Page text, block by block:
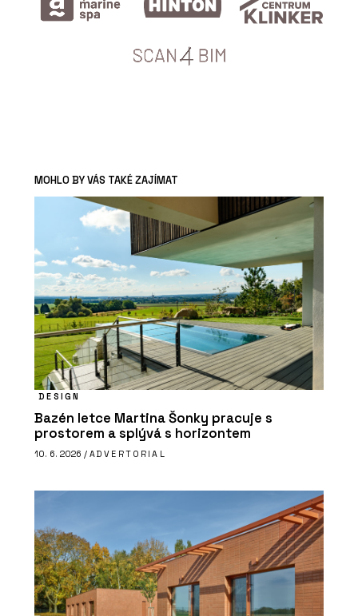
MOHLO BY VÁS TAKÉ ZAJÍMAT
DESIGN
Bazén letce Martina Šonky pracuje s
prostorem a splývá s horizontem
10. 6. 2026 / ADVERTORIAL